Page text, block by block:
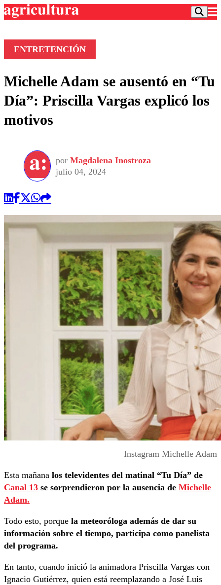
Frecuencias
Agricultura TV
Deportes
Seleccion Chilena
Torneo Internacional
Universidad de Chile
Economía
Internacional
Sustentabilidad
Publicaciones en medios
Opinión
ENTRETENCIÓN
Michelle Adam se ausentó en “Tu
Día”: Priscilla Vargas explicó los
motivos
por Magdalena Inostroza
julio 04, 2024
Instagram Michelle Adam
Esta mañana los televidentes del matinal “Tu Día” de
Canal 13 se sorprendieron por la ausencia de Michelle
Adam.
Todo esto, porque la meteoróloga además de dar su
información sobre el tiempo, participa como panelista
del programa.
En tanto, cuando inició la animadora Priscilla Vargas con
Ignacio Gutiérrez, quien está reemplazando a José Luis